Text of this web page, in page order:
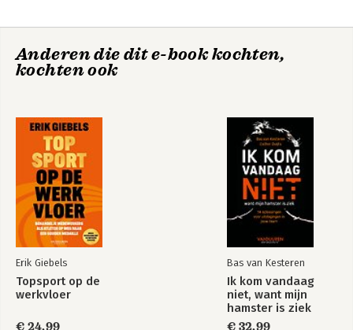
Wijs toezicht
Bekijk alle boeken
Conclusie
Noten
Anderen die dit e-book kochten,
kochten ook
Erik Giebels
Topsport op de
werkvloer
€ 24,99
Bas van Kesteren
Ik kom vandaag
niet, want mijn
hamster is ziek
€ 32,99